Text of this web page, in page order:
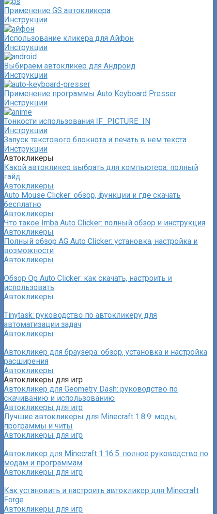
Применение GS автокликера
Инструкции
Использование кликера для Айфон
Инструкции
Выбираем автокликер для Андроид
Инструкции
Применение программы Auto Keyboard Presser
Инструкции
Тонкости использования IF_PICTURE_IN
Инструкции
Запуск текстового блокнота и печать в нем текста
Инструкции
Автокликеры
Какой автокликер выбрать для компьютера: полный
гайд
Автокликеры
Auto Mouse Clicker: обзор, функции и где скачать
бесплатно
Автокликеры
Что такое Imba Auto Clicker: полный обзор и инструкция
Автокликеры
Полный обзор AG Auto Clicker: установка, настройка и
возможности
Автокликеры
Обзор Op Auto Clicker: как скачать, настроить и
использовать
Автокликеры
Tinytask: руководство по автокликеру для
автоматизации задач
Автокликеры
Автокликер для браузера: обзор, установка и настройка
расширения
Автокликеры
Автокликеры для игр
Автокликер для Geometry Dash: руководство по
скачиванию и использованию
Автокликеры для игр
Лучшие автокликеры для Minecraft 1.8.9: моды,
программы и читы
Автокликеры для игр
Автокликер для Minecraft 1.16.5: полное руководство по
модам и программам
Автокликеры для игр
Как установить и настроить автокликер для Minecraft
Forge
Автокликеры для игр